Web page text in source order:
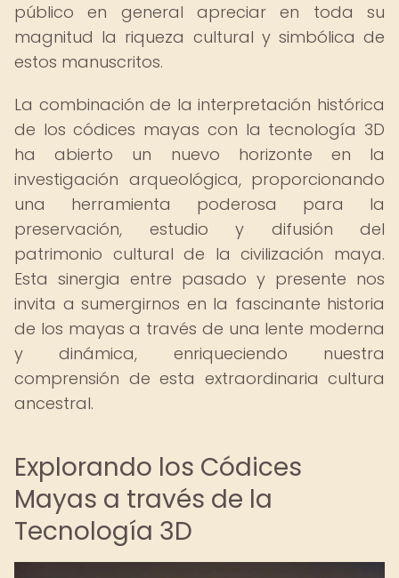
público en general apreciar en toda su
magnitud la riqueza cultural y simbólica de
estos manuscritos.
La combinación de la interpretación histórica
de los códices mayas con la tecnología 3D
ha abierto un nuevo horizonte en la
investigación arqueológica, proporcionando
una herramienta poderosa para la
preservación, estudio y difusión del
patrimonio cultural de la civilización maya.
Esta sinergia entre pasado y presente nos
invita a sumergirnos en la fascinante historia
de los mayas a través de una lente moderna
y dinámica, enriqueciendo nuestra
comprensión de esta extraordinaria cultura
ancestral.
Explorando los Códices
Mayas a través de la
Tecnología 3D